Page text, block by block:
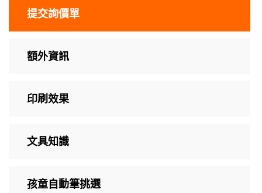
提交詢價單
額外資訊
印刷效果
文具知識
孩童自動筆挑選